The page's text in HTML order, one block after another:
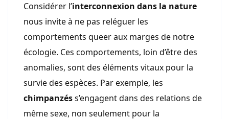
Considérer l’interconnexion dans la nature
nous invite à ne pas reléguer les
comportements queer aux marges de notre
écologie. Ces comportements, loin d’être des
anomalies, sont des éléments vitaux pour la
survie des espèces. Par exemple, les
chimpanzéss’engagent dans des relations de
même sexe, non seulement pour la